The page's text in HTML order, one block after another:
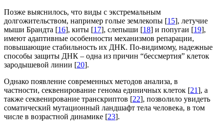
Позже выяснилось, что виды с экстремальным
долгожительством, например голые землекопы [15], летучие
мыши Брандта [16], киты [17], слепыши [18] и попугаи [19],
имеют адаптивные особенности механизмов репарации,
повышающие стабильность их ДНК. По-видимому, надежные
способы защиты ДНК – одна из причин “бессмертия” клеток
зародышевой линии [20].
Однако появление современных методов анализа, в
частности, секвенирование генома единичных клеток [21], а
также секвенирование транскриптов [22], позволило увидеть
соматический мутационный ландшафт тела человека, в том
числе в возрастной динамике [23].